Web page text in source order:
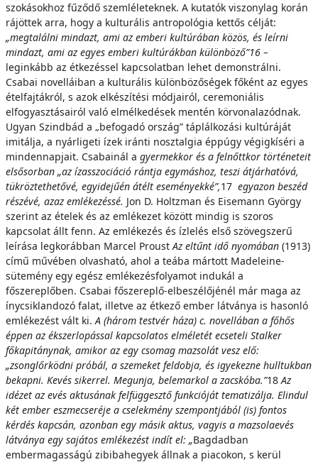
szokásokhoz fűződő szemléleteknek. A kutatók viszonylag korán
rájöttek arra, hogy a kulturális antropológia kettős célját:
„megtalálni mindazt, ami az emberi kultúrában közös, és leírni
mindazt, ami az egyes emberi kultúrákban különböző”16 –
leginkább az étkezéssel kapcsolatban lehet demonstrálni.
Csabai novelláiban a kulturális különbözőségek főként az egyes
ételfajtákról, s azok elkészítési módjairól, ceremoniális
elfogyasztásairól való elmélkedések mentén körvonalazódnak.
Ugyan Szindbád a „befogadó ország” táplálkozási kultúráját
imitálja, a nyárligeti ízek iránti nosztalgia éppúgy végigkíséri a
mindennapjait. Csabainál a gyermekkor és a felnőttkor történeteit
elsősorban „az ízasszociáció rántja egymáshoz, teszi átjárhatóvá,
tükröztethetővé, egyidejűén átélt eseményekké”,17 egyazon beszéd
részévé, azaz emlékezéssé. Jon D. Holtzman és Eisemann György
szerint az ételek és az emlékezet között mindig is szoros
kapcsolat állt fenn. Az emlékezés és ízlelés első szövegszerű
leírása legkorábban Marcel ProustAz eltűnt idő nyomában (1913)
című művében olvasható, ahol a teába mártott Madeleine-
sütemény egy egész emlékezésfolyamot indukál a
főszereplőben. Csabai főszereplő-elbeszélőjénél már maga az
ínycsiklandozó falat, illetve az étkező ember látványa is hasonló
emlékezést vált ki.A (három testvér háza) c. novellában a főhős
éppen az ékszerlopással kapcsolatos elméletét ecseteli Stalker
főkapitánynak, amikor az egy csomag mazsolát vesz elő:
„zsonglőrködni próbál, a szemeket feldobja, és igyekezne hulltukban
bekapni. Kevés sikerrel. Megunja, belemarkol a zacskóba.”18Az
idézet az evés aktusának felfüggesztő funkcióját tematizálja. Elindul
két ember eszmecseréje a cselekmény szempontjából (is) fontos
kérdés kapcsán, azonban egy másik aktus, vagyis a mazsolaevés
látványa egy sajátos emlékezést indít el: „Bagdadban
embermagasságú zibibahegyek állnak a piacokon, s kerül